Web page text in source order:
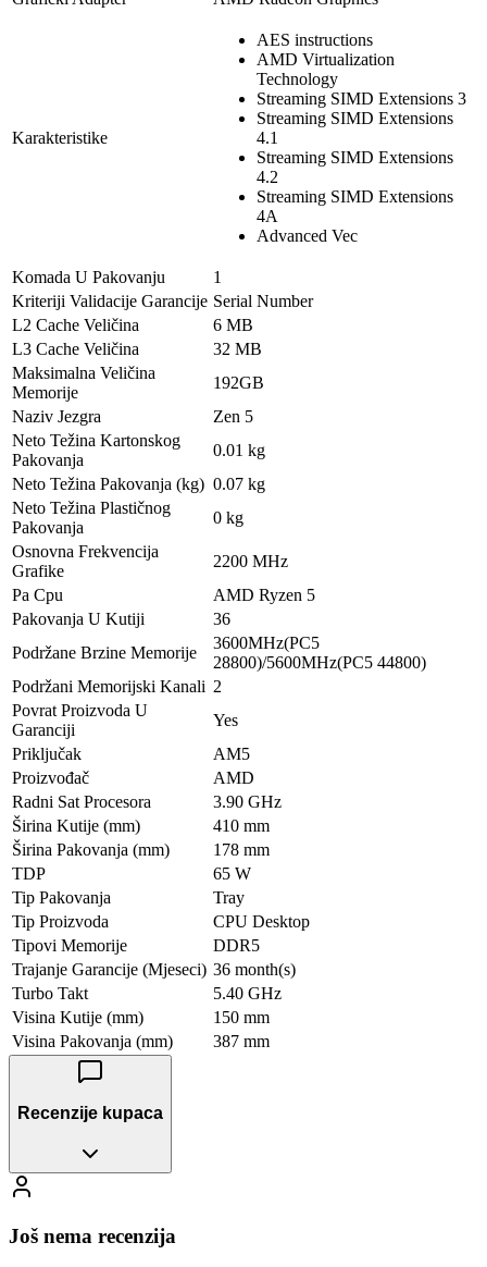
Karakteristike
AES instructions
AMD Virtualization
Technology
Streaming SIMD Extensions 3
Streaming SIMD Extensions
4.1
Streaming SIMD Extensions
4.2
Streaming SIMD Extensions
4A
Advanced Vec
Komada U Pakovanju
1
Kriteriji Validacije Garancije Serial Number
L2 Cache Veličina
6 MB
L3 Cache Veličina
32 MB
Maksimalna Veličina
Memorije
192GB
Naziv Jezgra
Zen 5
Neto Težina Kartonskog
Pakovanja
0.01 kg
Neto Težina Pakovanja (kg) 0.07 kg
Neto Težina Plastičnog
Pakovanja
0 kg
Osnovna Frekvencija
Grafike
2200 MHz
Pa Cpu
AMD Ryzen 5
Pakovanja U Kutiji
36
Podržane Brzine Memorije
3600MHz(PC5
28800)/5600MHz(PC5 44800)
Podržani Memorijski Kanali 2
Povrat Proizvoda U
Garanciji
Yes
Priključak
AM5
Proizvođač
AMD
Radni Sat Procesora
3.90 GHz
Širina Kutije (mm)
410 mm
Širina Pakovanja (mm)
178 mm
TDP
65 W
Tip Pakovanja
Tray
Tip Proizvoda
CPU Desktop
Tipovi Memorije
DDR5
Trajanje Garancije (Mjeseci) 36 month(s)
Turbo Takt
5.40 GHz
Visina Kutije (mm)
150 mm
Visina Pakovanja (mm)
387 mm
Recenzije kupaca
Još nema recenzija